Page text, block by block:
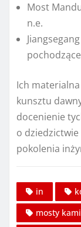
Most
n.e.
Ich
kunsztu
docenienie
o
pokolenia
in
mosty